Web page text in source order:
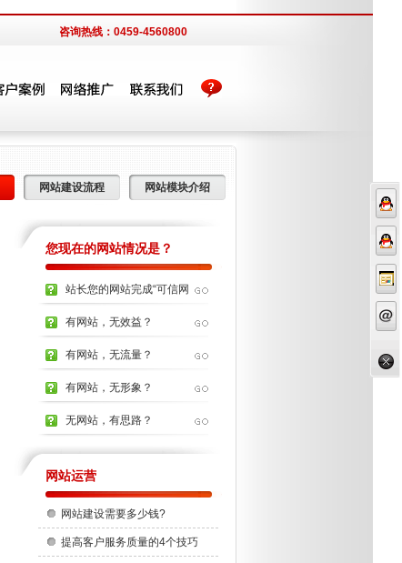
咨询热线：0459-4560800
网站建设流程 网站模块介绍
您现在的网站情况是？
站长您的网站完成“可信网
站”的...
有网站，无效益？
有网站，无流量？
有网站，无形象？
无网站，有思路？
网站运营
网站建设需要多少钱?
提高客户服务质量的4个技巧